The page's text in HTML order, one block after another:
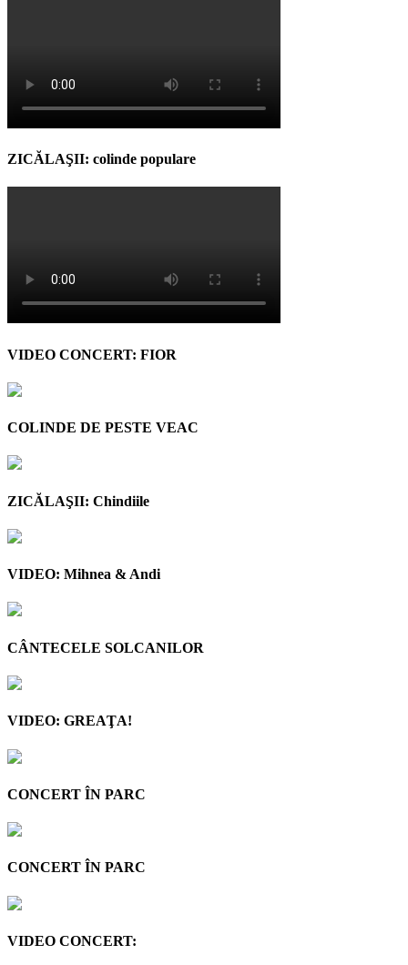
ZICĂLAŞII: colinde populare
VIDEO CONCERT: FIOR
COLINDE DE PESTE VEAC
ZICĂLAŞII: Chindiile
VIDEO: Mihnea & Andi
CÂNTECELE SOLCANILOR
VIDEO: GREAŢA!
CONCERT ÎN PARC
CONCERT ÎN PARC
VIDEO CONCERT: